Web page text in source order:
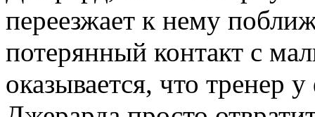
переезжает к нему
потерянный контакт с
оказывается, что тренер